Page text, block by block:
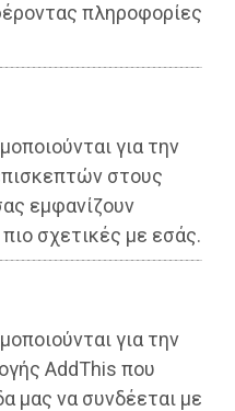
πληροφορίες
για την
στους
εμφανίζουν
σχετικές με εσάς.
για την
AddThis που
μας να συνδέεται με
2022 οι